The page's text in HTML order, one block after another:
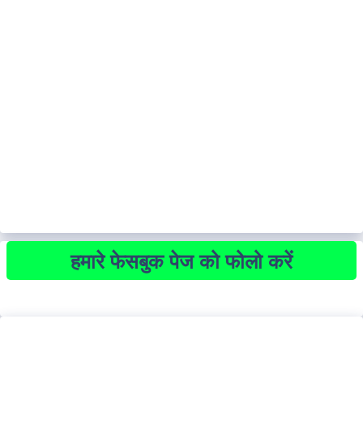
हमारे फेसबुक पेज को फोलो करें